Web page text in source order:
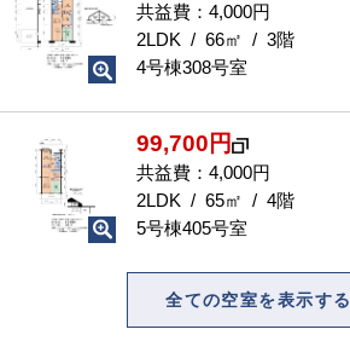
共益費：4,000円
2LDK / 66㎡ / 3階
4号棟308号室
99,700円
共益費：4,000円
2LDK / 65㎡ / 4階
5号棟405号室
全ての空室を表示する